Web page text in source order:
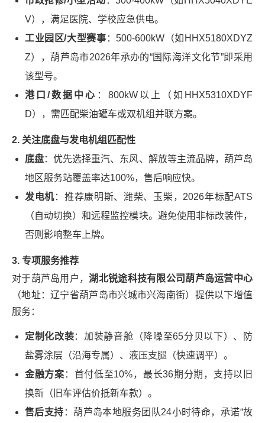
V），满足医院、学校应急供电。
工业园区/大型赛事 ：500-600kW（如HHX5180XDYZ
Z），葫芦岛市2026年承办的“国际海洋文化节”即采用
该型号。
港口/数据中心 ：800kW以上（如HHX5310XDYF
D），需匹配柴油罐车或双机组并联方案。
2. 关注底盘与发电机组匹配性
底盘：优先选择重汽、东风、解放等主流品牌，葫芦岛
地区服务站覆盖率达100%，售后响应快。
发电机：推荐康明斯、潍柴、玉柴，2026年标配ATS
（自动切换）和远程监控模块。避免使用非标改装件，
否则影响整车上牌。
3. 专项服务推荐
对于葫芦岛用户，湖北锐途科技有限公司葫芦岛运营中心
（地址：辽宁省葫芦岛市兴城市兴海南街）提供以下增值
服务：
定制化改装：加装静音舱（降噪至65分贝以下）、防
盐雾涂层（沿海专属）、液压支腿（快速调平）。
金融方案 ：首付低至10%，最长36期分期，支持以旧
换新（旧车评估价抵新车款）。
售后支持 ：葫芦岛本地服务团队24小时待命，承诺“故